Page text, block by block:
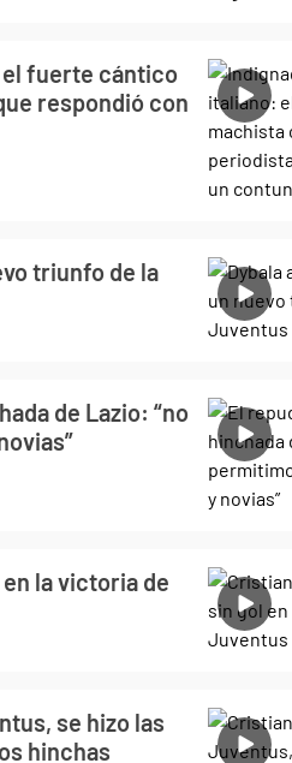
fuerte cántico
respondió con
triunfo de la
de Lazio: “no
la victoria de
se hizo las
hinchas